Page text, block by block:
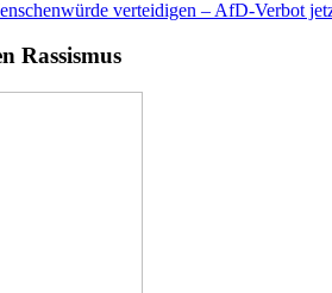
verteidigen – AfD-Verbot
Rassismus